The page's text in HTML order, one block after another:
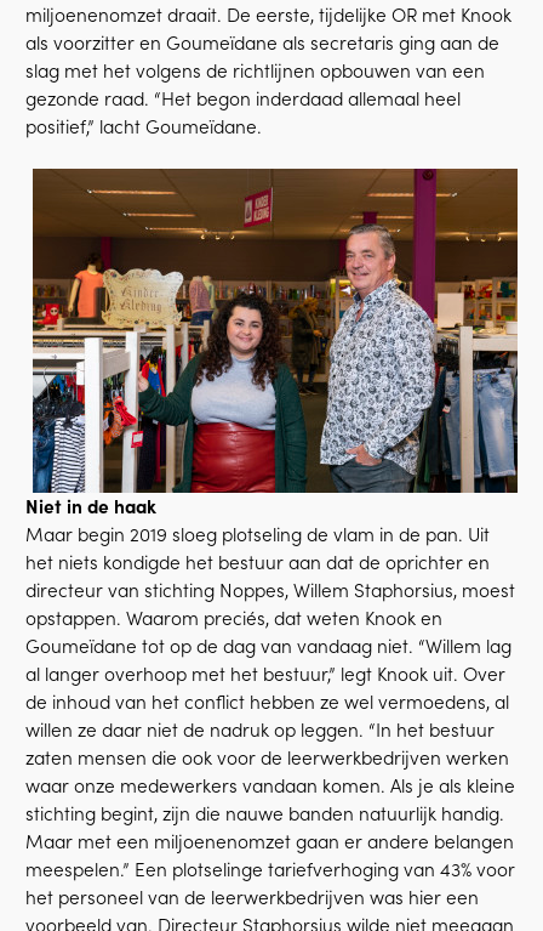
miljoenenomzet draait. De eerste, tijdelijke OR met Knook
als voorzitter en Goumeïdane als secretaris ging aan de
slag met het volgens de richtlijnen opbouwen van een
gezonde raad. “Het begon inderdaad allemaal heel
positief,” lacht Goumeïdane.
Niet in de haak
Maar begin 2019 sloeg plotseling de vlam in de pan. Uit
het niets kondigde het bestuur aan dat de oprichter en
directeur van stichting Noppes, Willem Staphorsius, moest
opstappen. Waarom preciés, dat weten Knook en
Goumeïdane tot op de dag van vandaag niet. “Willem lag
al langer overhoop met het bestuur,” legt Knook uit. Over
de inhoud van het conflict hebben ze wel vermoedens, al
willen ze daar niet de nadruk op leggen. “In het bestuur
zaten mensen die ook voor de leerwerkbedrijven werken
waar onze medewerkers vandaan komen. Als je als kleine
stichting begint, zijn die nauwe banden natuurlijk handig.
Maar met een miljoenenomzet gaan er andere belangen
meespelen.” Een plotselinge tariefverhoging van 43% voor
het personeel van de leerwerkbedrijven was hier een
voorbeeld van. Directeur Staphorsius wilde niet meegaan